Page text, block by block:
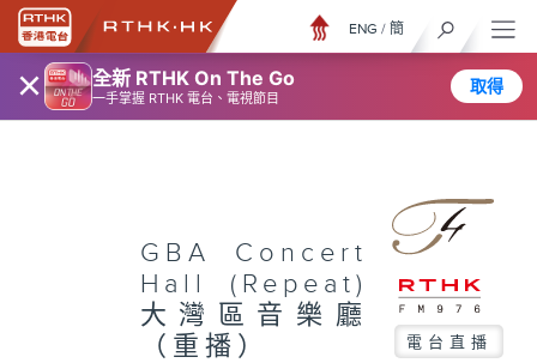
× 全新 RTHK On The Go
一手掌握 RTHK 電台、電視節目
取得
ENG / 簡
GBA Concert
Hall (Repeat)
大灣區音樂廳
（重播）
電台直播